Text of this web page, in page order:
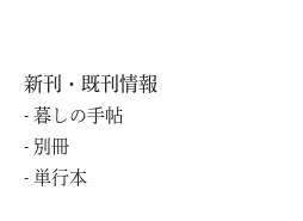
新刊・既刊情報
暮しの⼿帖
別冊
単⾏本